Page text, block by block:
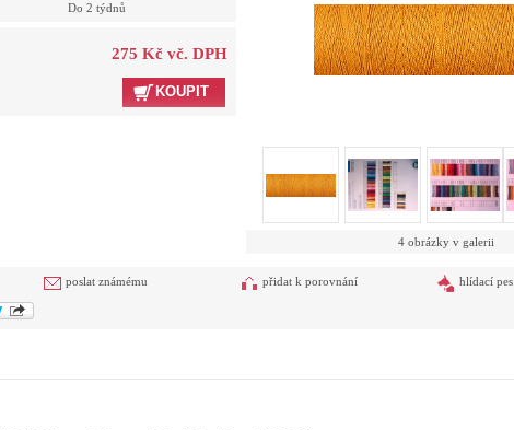
Do 2 týdnů
275 Kč vč. DPH
KOUPIT
4 obrázky v galerii
poslat známému přidat k porovnání hlídací pes